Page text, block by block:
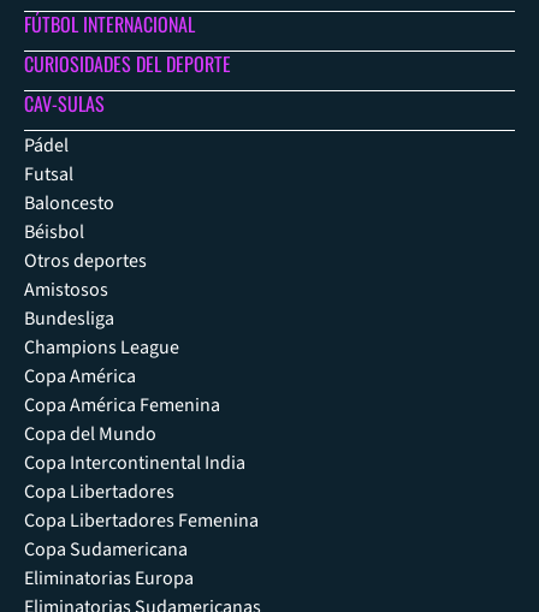
FÚTBOL INTERNACIONAL
CURIOSIDADES DEL DEPORTE
CAV-SULAS
Pádel
Futsal
Baloncesto
Béisbol
Otros deportes
Amistosos
Bundesliga
Champions League
Copa América
Copa América Femenina
Copa del Mundo
Copa Intercontinental India
Copa Libertadores
Copa Libertadores Femenina
Copa Sudamericana
Eliminatorias Europa